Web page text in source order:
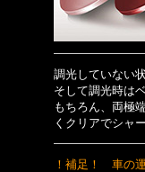
調光していない
そして調光時は
もちろん、両極
くクリアでシャ
！補足！ 車の